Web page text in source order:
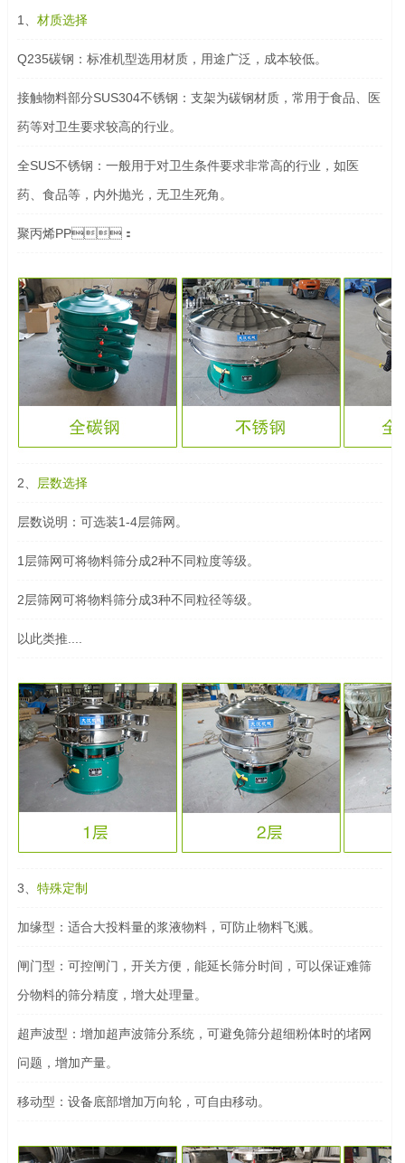
1、 材质选择
Q235碳钢：标准机型选用材质，用途广泛，成本较低。
接触物料部分SUS304不锈钢：支架为碳钢材质，常用于食品、医
药等对卫生要求较高的行业。
全SUS不锈钢：一般用于对卫生条件要求非常高的行业，如医
药、食品等，内外抛光，无卫生死角。
聚丙烯PP：
2、 层数选择
层数说明：可选装1-4层筛网。
1层筛网可将物料筛分成2种不同粒度等级。
2层筛网可将物料筛分成3种不同粒径等级。
以此类推....
3、 特殊定制
加缘型：适合大投料量的浆液物料，可防止物料飞溅。
闸门型：可控闸门，开关方便，能延长筛分时间，可以保证难筛
分物料的筛分精度，增大处理量。
超声波型：增加超声波筛分系统，可避免筛分超细粉体时的堵网
问题，增加产量。
移动型：设备底部增加万向轮，可自由移动。